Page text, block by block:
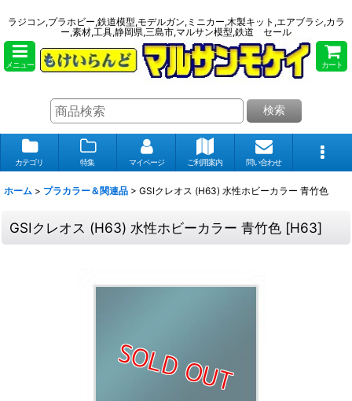
ラジコン,プラホビー,鉄道模型,モデルガン,ミニカー,木製キット,エアブラシ,カラ
ー,素材,工具,静岡県,三島市,マルサン模型,鉄道 セール
メニュー カート
検索
カテゴリ 特集 マイページ ご利用案内 問い合わせ
ホーム > プラカラー＆関連品 > GSIクレオス (H63) 水性ホビーカラー 青竹色
GSIクレオス (H63) 水性ホビーカラー 青竹色 [H63]